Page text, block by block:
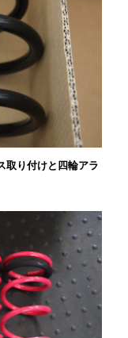
取り付けと四輪アラ